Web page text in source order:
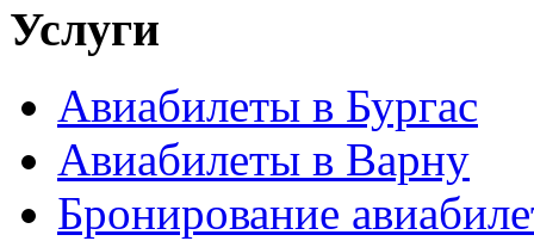
Услуги
Авиабилеты в Бургас
Авиабилеты в Варну
Бронирование